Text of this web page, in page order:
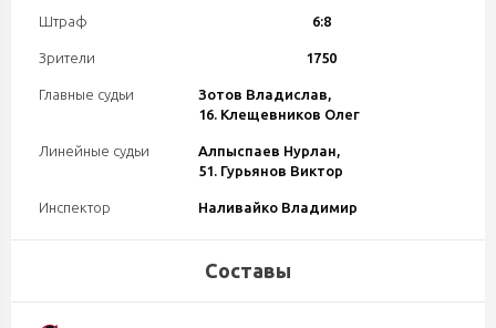
Штраф 6:8
Зрители 1750
Главные судьи
Зотов Владислав,
16. Клещевников Олег
Линейные судьи
Алпыспаев Нурлан,
51. Гурьянов Виктор
Инспектор Наливайко Владимир
Составы